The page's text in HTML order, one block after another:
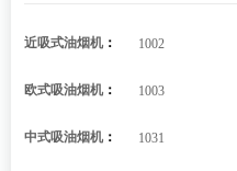
近吸式油烟机 ： 1002
欧式吸油烟机 ： 1003
中式吸油烟机 ： 1031